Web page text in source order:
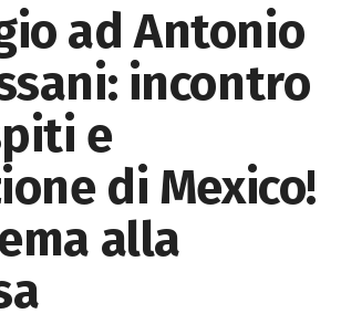
ad Antonio
incontro
e
di Mexico!
alla